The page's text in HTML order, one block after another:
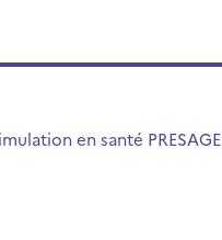
en santé PRESAGE